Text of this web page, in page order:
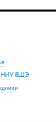
НИУ ВШЭ